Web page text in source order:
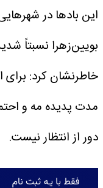
این باد‌ها در
بویین‌زهرا نسبتاً
خاطرنشان کرد: برای
مدت پدیده مه و
دور از انتظار نیست.